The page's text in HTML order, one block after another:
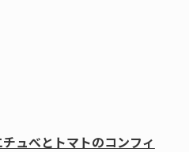
ュべとトマトのコンフィ